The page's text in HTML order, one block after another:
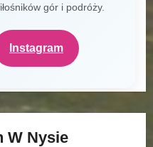
gór i podróży.
Instagram
W Nysie